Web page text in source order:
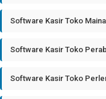
Software Kasir Toko
Software Kasir Toko
Software Kasir Toko